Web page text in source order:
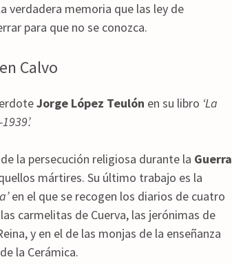
verdadera memoria que las ley de
para que no se conozca.
Calvo
Jorge López Teulón en su libro ‘La
la persecución religiosa durante la Guerra
mártires. Su último trabajo es la
en el que se recogen los diarios de cuatro
carmelitas de Cuerva, las jerónimas de
y en el de las monjas de la enseñanza
la Cerámica.